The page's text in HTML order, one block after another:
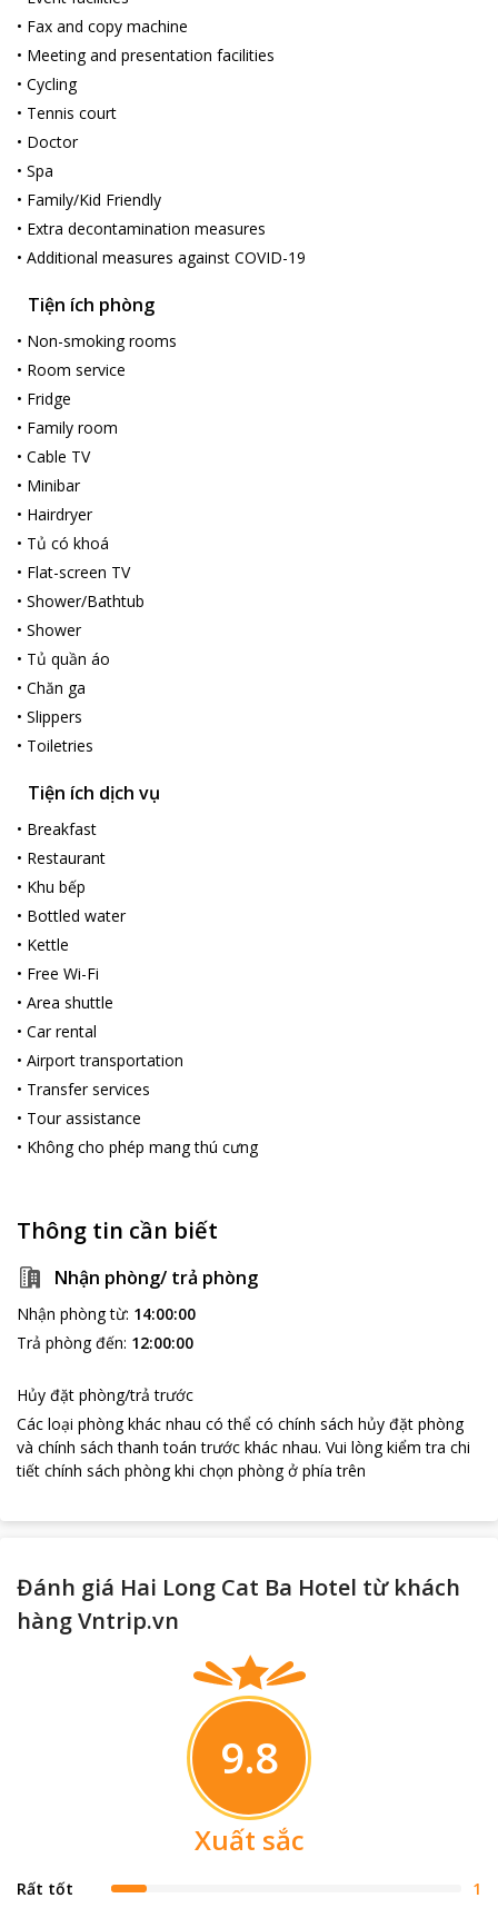
• Fax and copy machine
• Meeting and presentation facilities
• Cycling
• Tennis court
• Doctor
• Spa
• Family/Kid Friendly
• Extra decontamination measures
• Additional measures against COVID-19
Tiện ích phòng
• Non-smoking rooms
• Room service
• Fridge
• Family room
• Cable TV
• Minibar
• Hairdryer
• Tủ có khoá
• Flat-screen TV
• Shower/Bathtub
• Shower
• Tủ quần áo
• Chăn ga
• Slippers
• Toiletries
Tiện ích dịch vụ
• Breakfast
• Restaurant
• Khu bếp
• Bottled water
• Kettle
• Free Wi-Fi
• Area shuttle
• Car rental
• Airport transportation
• Transfer services
• Tour assistance
• Không cho phép mang thú cưng
Thông tin cần biết
Nhận phòng/ trả phòng
Nhận phòng từ: 14:00:00
Trả phòng đến: 12:00:00
Hủy đặt phòng/trả trước
Các loại phòng khác nhau có thể có chính sách hủy đặt phòng
và chính sách thanh toán trước khác nhau. Vui lòng kiểm tra chi
tiết chính sách phòng khi chọn phòng ở phía trên
Đánh giá Hai Long Cat Ba Hotel từ khách
hàng Vntrip.vn
9.8
Xuất sắc
Rất tốt
1